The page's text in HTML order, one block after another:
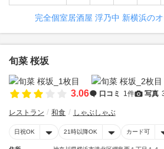
完全個室居酒屋 浮乃中 新横浜の
旬菜 桜坂
3.06 口コミ 1件 写真
レストラン 和食 しゃぶしゃぶ
日祝OK 21時以降OK カード可